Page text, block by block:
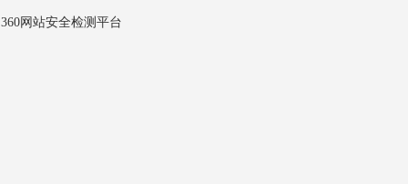
360网站安全检测平台